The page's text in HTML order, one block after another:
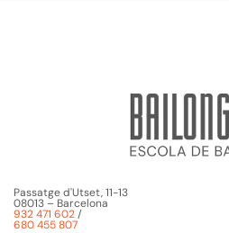
Passatge d'Utset, 11-13
08013 – Barcelona
932 471 602/
680 455 807